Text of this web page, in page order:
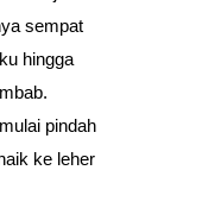
sempat
hingga
pindah
ke leher